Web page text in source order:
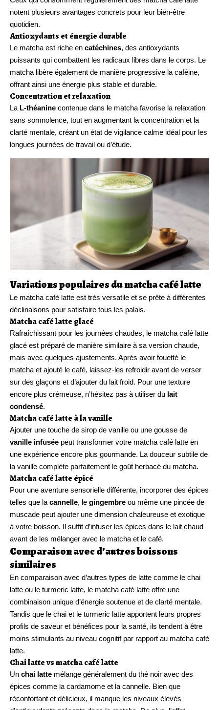
notent plusieurs avantages concrets pour leur bien-être
quotidien.
Antioxydants et énergie durable
Le matcha est riche en catéchines, des antioxydants
puissants qui combattent les radicaux libres dans le corps. Le
matcha libère également de manière progressive la caféine,
offrant ainsi une énergie plus stable et durable.
Concentration et relaxation
La L-théanine contenue dans le matcha favorise la relaxation
sans somnolence, tout en augmentant la concentration et la
clarté mentale, créant un état de vigilance calme idéal pour les
longues journées de travail ou d’étude.
Variations populaires du matcha café latte
Le matcha café latte est très versatile et se prête à différentes
déclinaisons pour satisfaire tous les palais.
Matcha café latte glacé
Rafraîchissant pour les journées chaudes, le matcha café latte
glacé est préparé de manière similaire à sa version chaude,
mais avec quelques ajustements. Après avoir fouetté le
matcha et ajouté le café, laissez-les refroidir avant de verser
sur des glaçons et d’ajouter du lait froid. Pour une texture
encore plus crémeuse, n’hésitez pas à utiliser du lait
condensé.
Matcha café latte à la vanille
Ajouter une touche de sirop de vanille ou une gousse de
vanille infusée peut transformer votre matcha café latte en
une expérience encore plus gourmande. La douceur subtile de
la vanille complète parfaitement le goût herbacé du matcha.
Matcha café latte épicé
Pour une aventure sensorielle différente, incorporer des épices
telles que la cannelle, le gingembre ou même une pincée de
muscade peut ajouter une dimension chaleureuse et exotique
à votre boisson. Il suffit d’infuser les épices dans le lait chaud
avant de les mélanger avec le matcha et le café.
Comparaison avec d’autres boissons
similaires
En comparaison avec d’autres types de latte comme le chai
latte ou le turmeric latte, le matcha café latte offre une
combinaison unique d’énergie soutenue et de clarté mentale.
Tandis que le chai et le turmeric latte apportent leurs propres
profils de saveur et bénéfices pour la santé, ils tendent à être
moins stimulants au niveau cognitif par rapport au matcha café
latte.
Chai latte vs matcha café latte
Un chai latte mélange généralement du thé noir avec des
épices comme la cardamome et la cannelle. Bien que
réconfortant et délicieux, il manque les niveaux élevés